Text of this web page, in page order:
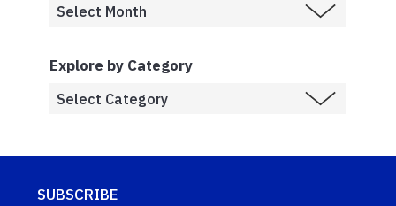
Explore by Category
SUBSCRIBE